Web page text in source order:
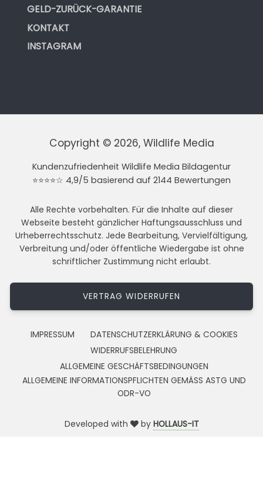
GELD-ZURÜCK-GARANTIE
KONTAKT
INSTAGRAM
Copyright © 2026, Wildlife Media
Kundenzufriedenheit Wildlife Media Bildagentur
⭐⭐⭐⭐☆ 4,9/5 basierend auf 2144 Bewertungen
Alle Rechte vorbehalten. Für die Inhalte auf dieser
Webseite besteht gänzlicher Haftungsausschluss und
Urheberrechtsschutz. Jede Bearbeitung, Vervielfältigung,
Verbreitung und/oder öffentliche Wiedergabe ist ohne
schriftlicher Zustimmung nicht erlaubt.
VERTRAG WIDERRUFEN
IMPRESSUM
DATENSCHUTZERKLÄRUNG & COOKIES
WIDERRUFSBELEHRUNG
ALLGEMEINE GESCHÄFTSBEDINGUNGEN
ALLGEMEINE INFORMATIONSPFLICHTEN GEMÄSS ASTG UND
ODR-VO
Developed with by HOLLAUS-IT